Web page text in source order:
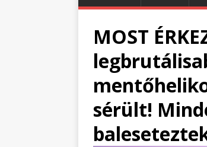
MOST
sérült!